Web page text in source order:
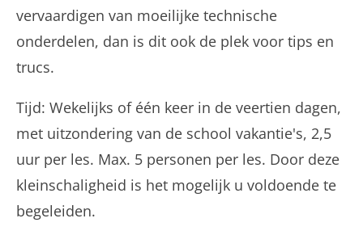
vervaardigen van moeilijke technische
onderdelen, dan is dit ook de plek voor tips en
trucs.
Tijd: Wekelijks of één keer in de veertien dagen,
met uitzondering van de school vakantie's, 2,5
uur per les. Max. 5 personen per les. Door deze
kleinschaligheid is het mogelijk u voldoende te
begeleiden.